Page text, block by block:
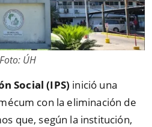
Foto: ÚH
Social (IPS) inició una
con la eliminación de
que, según la institución,